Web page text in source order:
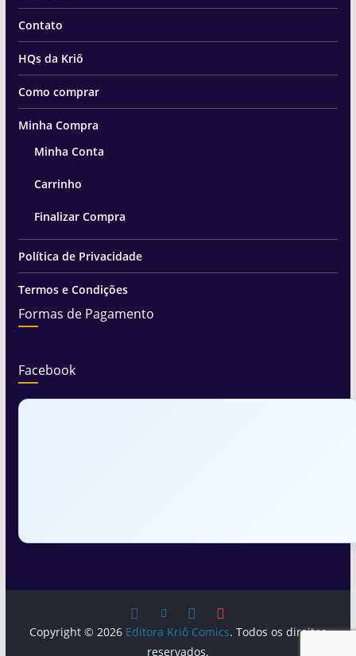
Contato
HQs da Kriô
Como comprar
Minha Compra
Minha Conta
Carrinho
Finalizar Compra
Política de Privacidade
Termos e Condições
Formas de Pagamento
Facebook
Copyright © 2026 Editora Kriô Comics. Todos os direitos
reservados.